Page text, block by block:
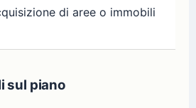
di aree o immobili
sul piano